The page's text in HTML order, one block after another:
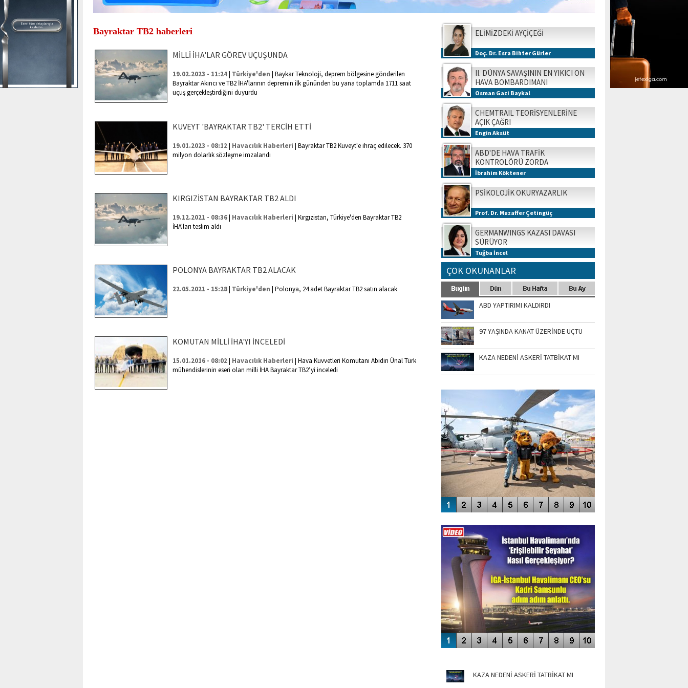
Bayraktar TB2 haberleri
MİLLİ İHA'LAR GÖREV UÇUŞUNDA
19.02.2023 - 11:24| Türkiye'den | Baykar Teknoloji, deprem bölgesine gönderilen
Bayraktar Akıncı ve TB2 İHA'larının depremin ilk gününden bu yana toplamda 1711 saat
uçuş gerçekleştirdiğini duyurdu
KUVEYT 'BAYRAKTAR TB2' TERCİH ETTİ
19.01.2023 - 08:12| Havacılık Haberleri | Bayraktar TB2 Kuveyt'e ihraç edilecek. 370
milyon dolarlık sözleşme imzalandı
KIRGIZİSTAN BAYRAKTAR TB2 ALDI
19.12.2021 - 08:36| Havacılık Haberleri | Kırgızistan, Türkiye'den Bayraktar TB2
İHA'ları teslim aldı
POLONYA BAYRAKTAR TB2 ALACAK
22.05.2021 - 15:28| Türkiye'den | Polonya, 24 adet Bayraktar TB2 satın alacak
KOMUTAN MİLLİ İHA'YI İNCELEDİ
15.01.2016 - 08:02| Havacılık Haberleri | Hava Kuvvetleri Komutanı Abidin Ünal Türk
mühendislerinin eseri olan milli İHA Bayraktar TB2’yi inceledi
ELİMİZDEKİ AYÇİÇEĞİ
Doç. Dr. Esra Bihter Gürler
II. DÜNYA SAVAŞININ EN YIKICI ON
HAVA BOMBARDIMANI
Osman Gazi Baykal
CHEMTRAIL TEORİSYENLERİNE
AÇIK ÇAĞRI
Engin Aksüt
ABD'DE HAVA TRAFİK
KONTROLÖRÜ ZORDA
İbrahim Köktener
PSİKOLOJİK OKURYAZARLIK
Prof. Dr. Muzaffer Çetingüç
GERMANWINGS KAZASI DAVASI
SÜRÜYOR
Tuğba İncel
ÇOK OKUNANLAR
ABD YAPTIRIMI KALDIRDI
97 YAŞINDA KANAT ÜZERİNDE UÇTU
KAZA NEDENİ ASKERİ TATBİKAT MI
SİNGAPUR AIRSHOW-2020
ENGELLERİN AŞILDIĞI HAVALİMANI
KAZA NEDENİ ASKERİ TATBİKAT MI